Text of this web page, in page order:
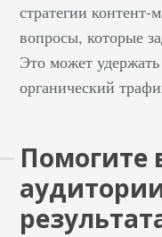
стратегии контент-
вопросы, которые
Это может
органический
Помогите